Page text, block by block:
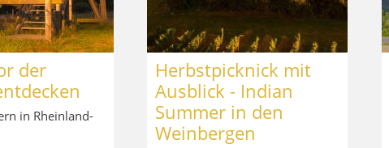
der
in Rheinland-
Herbstpicknick mit
Ausblick - Indian
Summer in den
Weinbergen